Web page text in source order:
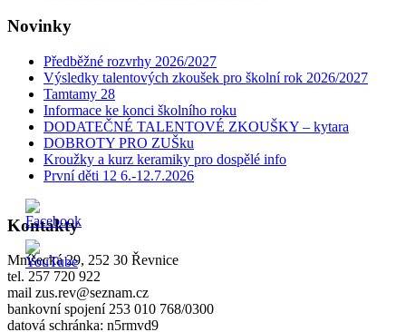
Novinky
Předběžné rozvrhy 2026/2027
Výsledky talentových zkoušek pro školní rok 2026/2027
Tamtamy 28
Informace ke konci školního roku
DODATEČNÉ TALENTOVÉ ZKOUŠKY – kytara
DOBROTY PRO ZUŠku
Kroužky a kurz keramiky pro dospělé info
První děti 12 6.-12.7.2026
Kontakty
Mníšecká 29, 252 30 Řevnice
tel. 257 720 922
mail zus.rev@seznam.cz
bankovní spojení 253 010 768/0300
datová schránka: n5rmvd9